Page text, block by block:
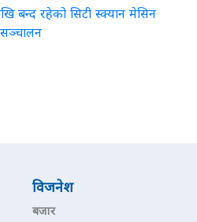
बन्द रहेको सिटी स्क्यान मेसिन
सञ्चालन
विजनेश
बजार